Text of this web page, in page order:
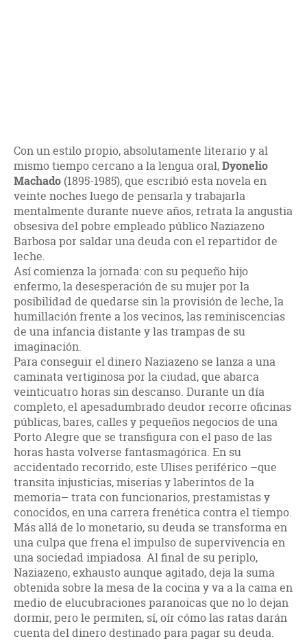
Con un estilo propio, absolutamente literario y al
mismo tiempo cercano a la lengua oral,Dyonelio
Machado (1895-1985), que escribió esta novela en
veinte noches luego de pensarla y trabajarla
mentalmente durante nueve años, retrata la angustia
obsesiva del pobre empleado público Naziazeno
Barbosa por saldar una deuda con el repartidor de
leche.
Así comienza la jornada: con su pequeño hijo
enfermo, la desesperación de su mujer por la
posibilidad de quedarse sin la provisión de leche, la
humillación frente a los vecinos, las reminiscencias
de una infancia distante y las trampas de su
imaginación.
Para conseguir el dinero Naziazeno se lanza a una
caminata vertiginosa por la ciudad, que abarca
veinticuatro horas sin descanso. Durante un día
completo, el apesadumbrado deudor recorre oficinas
públicas, bares, calles y pequeños negocios de una
Porto Alegre que se transfigura con el paso de las
horas hasta volverse fantasmagórica. En su
accidentado recorrido, este Ulises periférico –que
transita injusticias, miserias y laberintos de la
memoria– trata con funcionarios, prestamistas y
conocidos, en una carrera frenética contra el tiempo.
Más allá de lo monetario, su deuda se transforma en
una culpa que frena el impulso de supervivencia en
una sociedad impiadosa. Al final de su periplo,
Naziazeno, exhausto aunque agitado, deja la suma
obtenida sobre la mesa de la cocina y va a la cama en
medio de elucubraciones paranoicas que no lo dejan
dormir, pero le permiten, sí, oír cómo las ratas darán
cuenta del dinero destinado para pagar su deuda.